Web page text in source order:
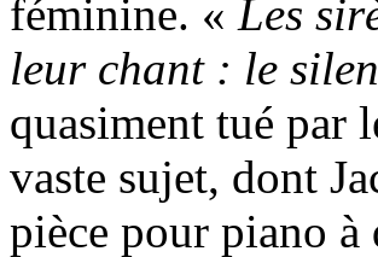
féminine. « Les
leur chant : le
quasiment tué par
vaste sujet, dont
pièce pour piano à